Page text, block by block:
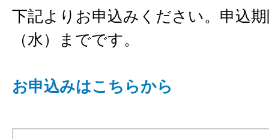
下記よりお申込みください。申込
（水）までです。
お申込みはこちらから